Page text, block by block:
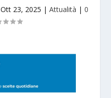
Ott 23, 2025 | Attualità | 0